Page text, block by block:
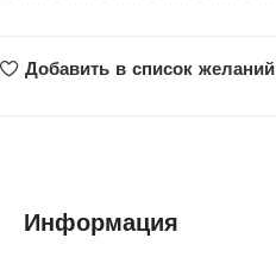
Добавить в список желаний
Информация